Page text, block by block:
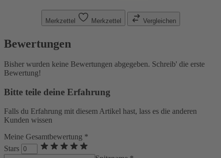
Merkzettel Merkzettel Vergleichen
Bewertungen
Bisher wurden keine Bewertungen abgegeben. Schreib' die erste
Bewertung!
Bitte teile deine Erfahrung
Falls du Erfahrung mit diesem Artikel hast, lass es die anderen
Kunden wissen
Meine Gesamtbewertung *
Stars